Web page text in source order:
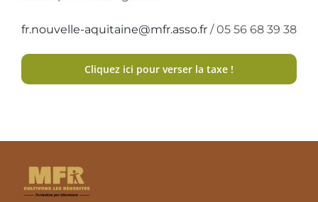
fr.nouvelle-aquitaine@mfr.asso.fr/ 05 56 68 39 38
Cliquez ici pour verser la taxe !